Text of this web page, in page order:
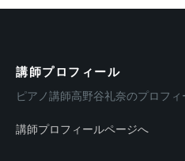
講師プロフィール
ピアノ講師高野谷礼奈のプロフィ
講師プロフィールページへ